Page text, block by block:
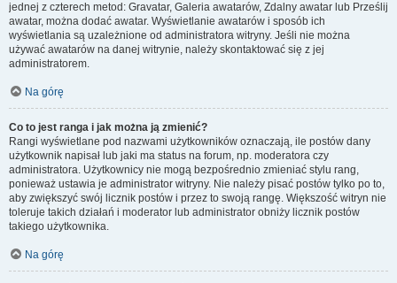
jednej z czterech metod: Gravatar, Galeria awatarów, Zdalny awatar lub Prześlij
awatar, można dodać awatar. Wyświetlanie awatarów i sposób ich
wyświetlania są uzależnione od administratora witryny. Jeśli nie można
używać awatarów na danej witrynie, należy skontaktować się z jej
administratorem.
Na górę
Co to jest ranga i jak można ją zmienić?
Rangi wyświetlane pod nazwami użytkowników oznaczają, ile postów dany
użytkownik napisał lub jaki ma status na forum, np. moderatora czy
administratora. Użytkownicy nie mogą bezpośrednio zmieniać stylu rang,
ponieważ ustawia je administrator witryny. Nie należy pisać postów tylko po to,
aby zwiększyć swój licznik postów i przez to swoją rangę. Większość witryn nie
toleruje takich działań i moderator lub administrator obniży licznik postów
takiego użytkownika.
Na górę